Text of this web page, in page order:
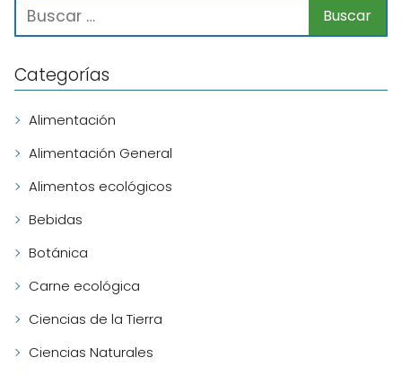
Categorías
Alimentación
Alimentación General
Alimentos ecológicos
Bebidas
Botánica
Carne ecológica
Ciencias de la Tierra
Ciencias Naturales